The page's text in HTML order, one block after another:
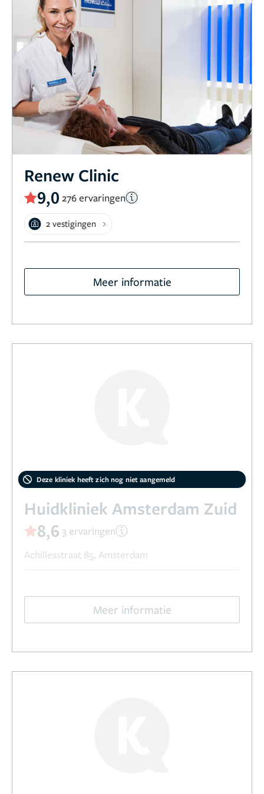
Renew Clinic
9,0 276 ervaringen
2 vestigingen
Meer informatie
Deze kliniek heeft zich nog niet aangemeld
Huidkliniek Amsterdam Zuid
8,6 3 ervaringen
Achillesstraat 85, Amsterdam
Meer informatie